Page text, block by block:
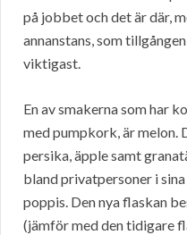
på jobbet och det är där,
annanstans, som
viktigast.
En av smakerna som har
med pumpkork, är melon.
persika, äpple samt
bland privatpersoner i
poppis. Den nya flaskan
(jämför med den tidigare